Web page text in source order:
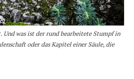
Und was ist der rund bearbeitete Stumpf in
oder das Kapitel einer Säule, die